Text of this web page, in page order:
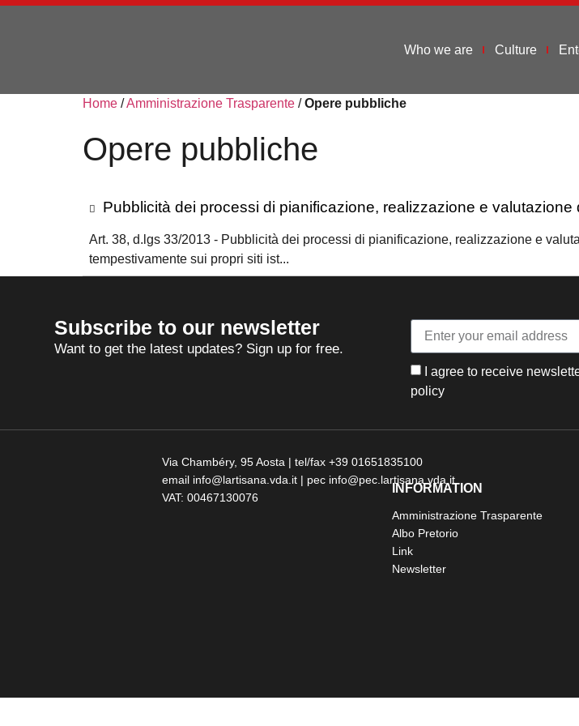
Who we are Culture
Home /Amministrazione Trasparente /Opere pubbliche
Opere pubbliche
Pubblicità dei processi di pianificazione, realizzazione e valutazione
Art. 38, d.lgs 33/2013 - Pubblicità dei processi di pianificazione, realizzazione e
tempestivamente sui propri siti ist...
Subscribe to our newsletter
Want to get the latest updates? Sign up for free.
I agree to receive
policy
Via Chambéry, 95 Aosta | tel/fax +39 01651835100
email info@lartisana.vda.it | pec info@pec.lartisana.vda.it
VAT: 00467130076
INFORMATION
Amministrazione Trasparente
Albo Pretorio
Link
Newsletter